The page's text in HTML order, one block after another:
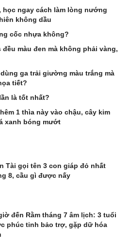
ngay cách làm lòng nướng
không dầu
cốc nhựa không?
màu đen mà không phải vàng,
ga trải giường màu trắng mà
tiết?
là tốt nhất?
1 thìa này vào chậu, cây kim
xanh bóng mướt
Tài gọi tên 3 con giáp đỏ nhất
8, cầu gì được nấy
đến Rằm tháng 7 âm lịch: 3 tuổi
phúc tinh bảo trợ, gặp dữ hóa